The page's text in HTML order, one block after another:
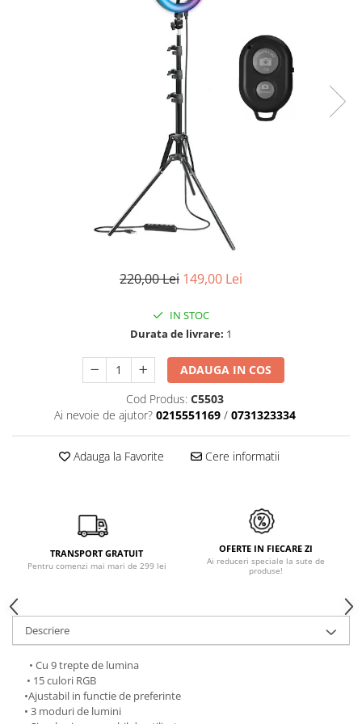
220,00 Lei 149,00 Lei
IN STOC
Durata de livrare: 1
ADAUGA IN COS
Cod Produs: C5503
Ai nevoie de ajutor? 0215551169 / 0731323334
Adauga la Favorite Cere informatii
TRANSPORT GRATUIT
Pentru comenzi mai mari de 299 lei
OFERTE IN FIECARE ZI
Ai reduceri speciale la sute de
produse!
Descriere
• Cu 9 trepte de lumina
• 15 culori RGB
•Ajustabil in functie de preferinte
• 3 moduri de lumini